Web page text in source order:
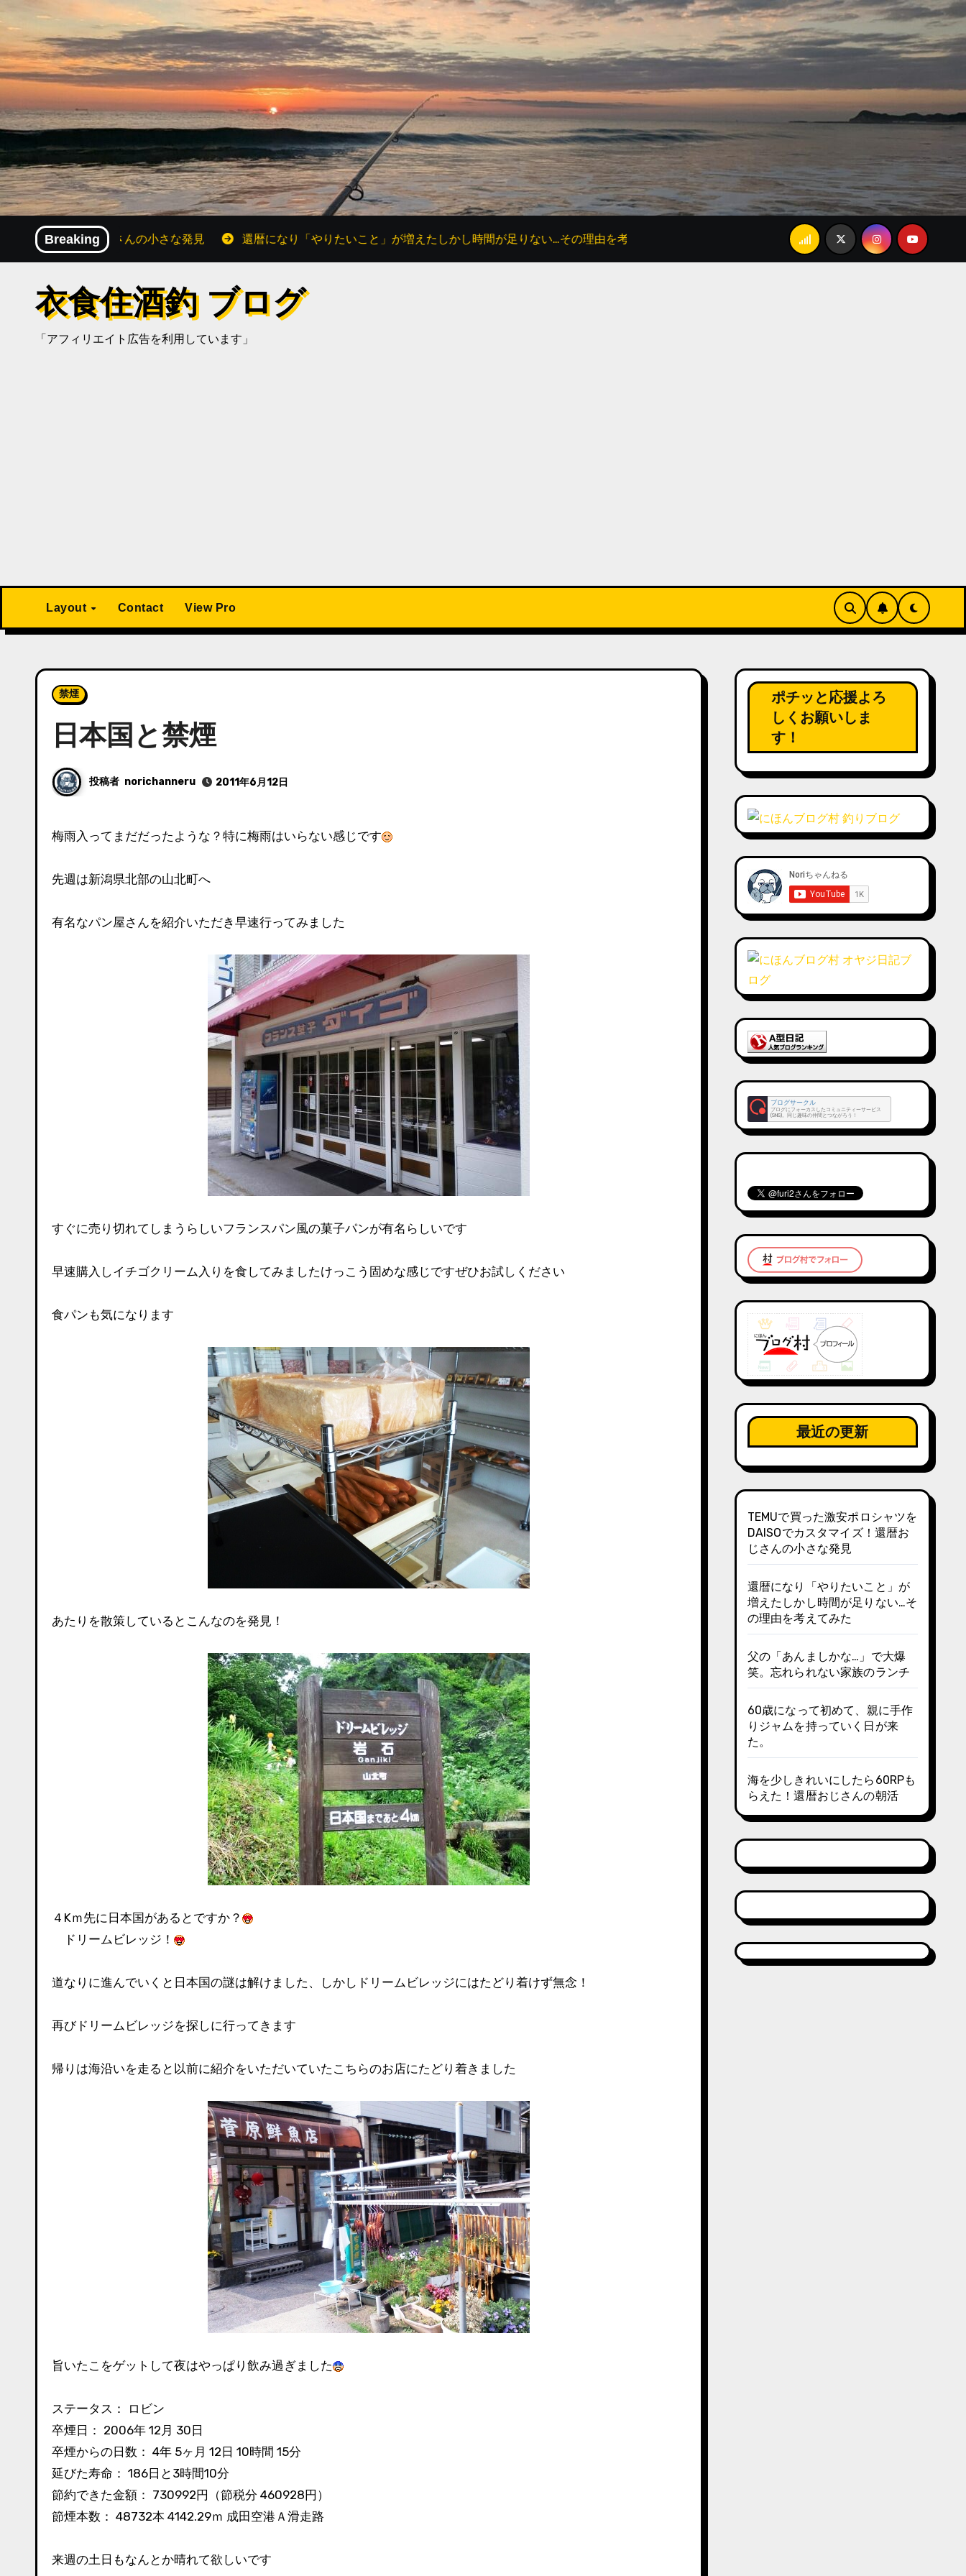
容
を
ス
キ
ッ
プ
Breaking
暦おじさんの小さな発見 還暦になり「やりたいこと」が増えたしかし時間が足りない…その理由を考えてみた 父の「あんましかな…」で大爆笑。忘れられない家族のランチ
衣食住酒釣 ブログ
「アフィリエイト広告を利用しています」
Layout Contact View Pro
禁煙
日本国と禁煙
投稿者 norichanneru 2011年6月12日
梅雨入ってまだだったような？特に梅雨はいらない感じです
先週は新潟県北部の山北町へ
有名なパン屋さんを紹介いただき早速行ってみました
すぐに売り切れてしまうらしいフランスパン風の菓子パンが有名らしいです
早速購入しイチゴクリーム入りを食してみましたけっこう固めな感じですぜひお試しください
食パンも気になります
あたりを散策しているとこんなのを発見！
４Kｍ先に日本国があるとですか？
ドリームビレッジ！
道なりに進んでいくと日本国の謎は解けました、しかしドリームビレッジにはたどり着けず無念！
再びドリームビレッジを探しに行ってきます
帰りは海沿いを走ると以前に紹介をいただいていたこちらのお店にたどり着きました
旨いたこをゲットして夜はやっぱり飲み過ぎました
ステータス： ロビン
卒煙日： 2006年 12月 30日
卒煙からの日数： 4年 5ヶ月 12日 10時間 15分
延びた寿命： 186日と3時間10分
節約できた金額： 730992円（節税分 460928円）
節煙本数： 48732本 4142.29ｍ 成田空港Ａ滑走路
来週の土日もなんとか晴れて欲しいです
ポチッと応援よろ
しくお願いしま
す！
ブログサークル
ブログにフォーカスしたコミュニティーサービス
(SNS)。同じ趣味の仲間とつながろう！
最近の更新
TEMUで買った激安ポロシャツを
DAISOでカスタマイズ！還暦お
じさんの小さな発見
還暦になり「やりたいこと」が
増えたしかし時間が足りない…そ
の理由を考えてみた
父の「あんましかな…」で大爆
笑。忘れられない家族のランチ
60歳になって初めて、親に手作
りジャムを持っていく日が来
た。
海を少しきれいにしたら60RPも
らえた！還暦おじさんの朝活